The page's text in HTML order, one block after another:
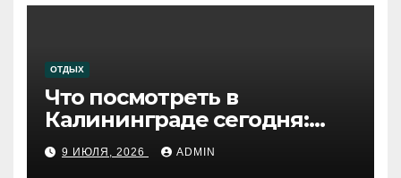
ОТДЫХ
Что посмотреть в
Калининграде сегодня:
путеводитель по самому
западному городу России
9 ИЮЛЯ, 2026 ADMIN